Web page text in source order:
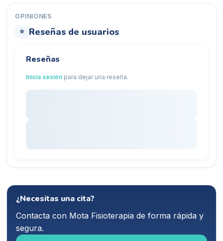
OPINIONES
⭐ Reseñas de usuarios
Reseñas
Inicia sesión para dejar una reseña.
¿Necesitas una cita?
Contacta con Mota Fisioterapia de forma rápida y
segura.